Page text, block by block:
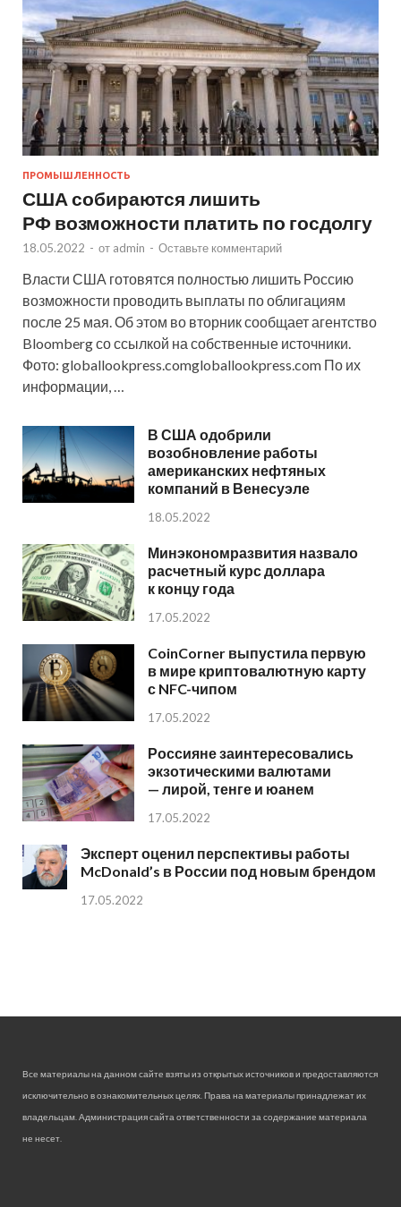
ПРОМЫШЛЕННОСТЬ
США собираются лишить
РФ возможности платить по госдолгу
18.05.2022 - от admin - Оставьте комментарий
Власти США готовятся полностью лишить Россию
возможности проводить выплаты по облигациям
после 25 мая. Об этом во вторник сообщает агентство
Bloomberg со ссылкой на собственные источники.
Фото: globallookpress.comgloballookpress.com По их
информации, …
В США одобрили
возобновление работы
американских нефтяных
компаний в Венесуэле
18.05.2022
Минэкономразвития назвало
расчетный курс доллара
к концу года
17.05.2022
CoinCorner выпустила первую
в мире криптовалютную карту
с NFC-чипом
17.05.2022
Россияне заинтересовались
экзотическими валютами
— лирой, тенге и юанем
17.05.2022
Эксперт оценил перспективы работы
McDonald’s в России под новым брендом
17.05.2022
Все материалы на данном сайте взяты из открытых источников и предоставляются
исключительно в ознакомительных целях. Права на материалы принадлежат их
владельцам. Администрация сайта ответственности за содержание материала
не несет.